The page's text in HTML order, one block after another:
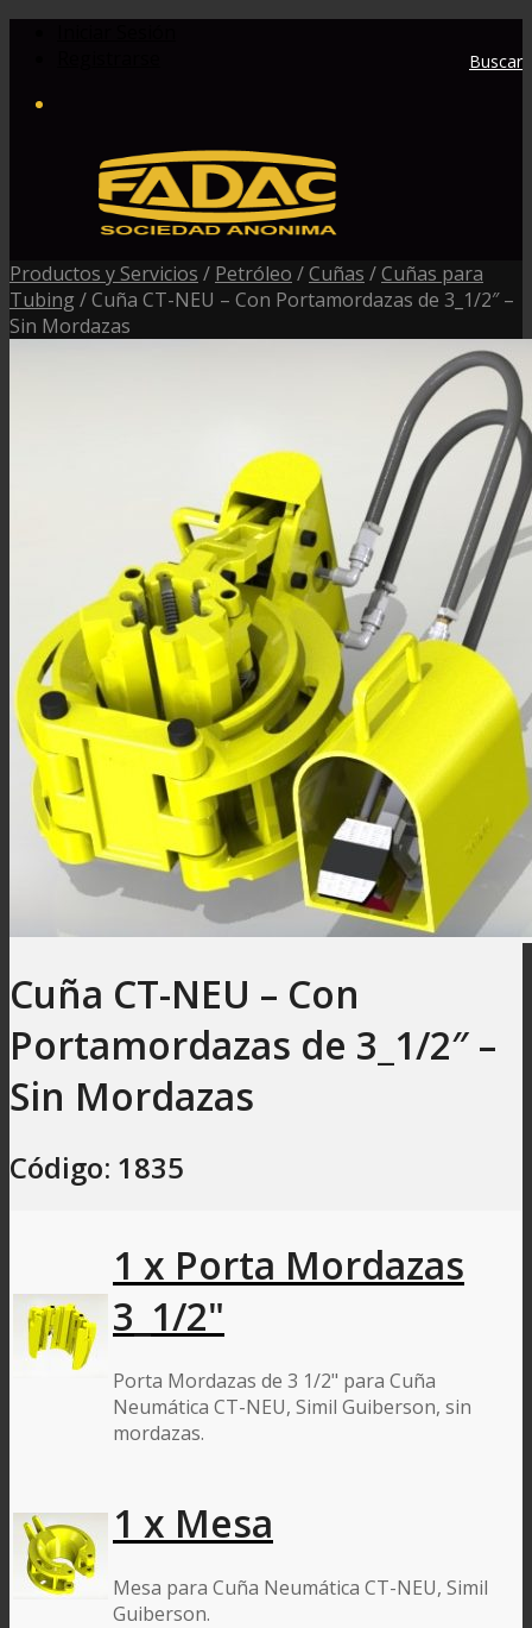
Buscar
Productos y Servicios / Petróleo /Cuñas /Cuñas para
Tubing /Cuña CT-NEU – Con Portamordazas de 3_1/2″ –
Sin Mordazas
Cuña CT-NEU – Con
Portamordazas de 3_1/2″ –
Sin Mordazas
Código: 1835
1 x Porta Mordazas
3_1/2"
Porta Mordazas de 3 1/2" para Cuña
Neumática CT-NEU, Simil Guiberson, sin
mordazas.
1 x Mesa
Mesa para Cuña Neumática CT-NEU, Simil
Guiberson.